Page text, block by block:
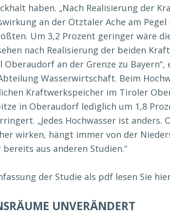
haben. „Nach Realisierung der
an der Ötztaler Ache am
Um 3,2 Prozent geringer wäre
nach Realisierung der beiden
Oberaudorf an der Grenze zu
Wasserwirtschaft. Beim
Kraftwerkspeicher im Tiroler
in Oberaudorf lediglich um 1,8
„Jedes Hochwasser ist anders.
wirken, hängt immer von der
aus anderen Studien.“
der Studie als pdf lesen Sie
UNVERÄNDERT